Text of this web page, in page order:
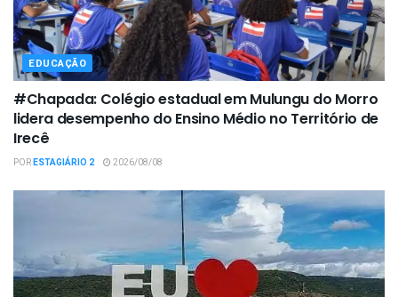
EDUCAÇÃO
#Chapada: Colégio estadual em Mulungu do Morro
lidera desempenho do Ensino Médio no Território de
Irecê
PORESTAGIÁRIO 2 2026/08/08